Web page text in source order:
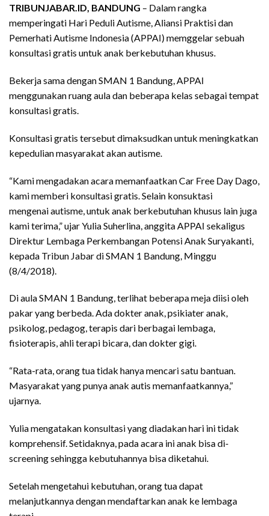
TRIBUNJABAR.ID, BANDUNG – Dalam rangka
memperingati Hari Peduli Autisme, Aliansi Praktisi dan
Pemerhati Autisme Indonesia (APPAI) memggelar sebuah
konsultasi gratis untuk anak berkebutuhan khusus.
Bekerja sama dengan SMAN 1 Bandung, APPAI
menggunakan ruang aula dan beberapa kelas sebagai tempat
konsultasi gratis.
Konsultasi gratis tersebut dimaksudkan untuk meningkatkan
kepedulian masyarakat akan autisme.
“Kami mengadakan acara memanfaatkan Car Free Day Dago,
kami memberi konsultasi gratis. Selain konsuktasi
mengenai autisme, untuk anak berkebutuhan khusus lain juga
kami terima,” ujar Yulia Suherlina, anggita APPAI sekaligus
Direktur Lembaga Perkembangan Potensi Anak Suryakanti,
kepada Tribun Jabar di SMAN 1 Bandung, Minggu
(8/4/2018).
Di aula SMAN 1 Bandung, terlihat beberapa meja diisi oleh
pakar yang berbeda. Ada dokter anak, psikiater anak,
psikolog, pedagog, terapis dari berbagai lembaga,
fisioterapis, ahli terapi bicara, dan dokter gigi.
“Rata-rata, orang tua tidak hanya mencari satu bantuan.
Masyarakat yang punya anak autis memanfaatkannya,”
ujarnya.
Yulia mengatakan konsultasi yang diadakan hari ini tidak
komprehensif. Setidaknya, pada acara ini anak bisa di-
screening sehingga kebutuhannya bisa diketahui.
Setelah mengetahui kebutuhan, orang tua dapat
melanjutkannya dengan mendaftarkan anak ke lembaga